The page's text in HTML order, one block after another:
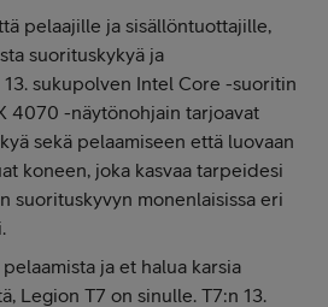
pelaajille ja sisällöntuottajille,
suorituskykyä ja
sukupolven Intel Core -suoritin
4070 -näytönohjain tarjoavat
sekä pelaamiseen että luovaan
koneen, joka kasvaa tarpeidesi
suorituskyvyn monenlaisissa eri
ja et halua karsia
Legion T7 on sinulle. T7:n 13.